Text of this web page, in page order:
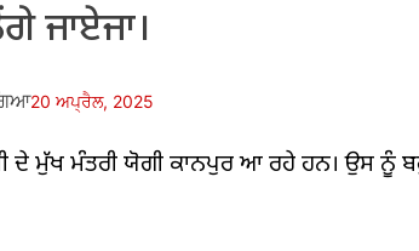
ਜਾਏਜਾ।
20 ਅਪ੍ਰੈਲ, 2025
ਦੇ ਮੁੱਖ ਮੰਤਰੀ ਯੋਗੀ ਕਾਨਪੁਰ ਆ ਰਹੇ ਹਨ। ਉਸ ਨੂੰ